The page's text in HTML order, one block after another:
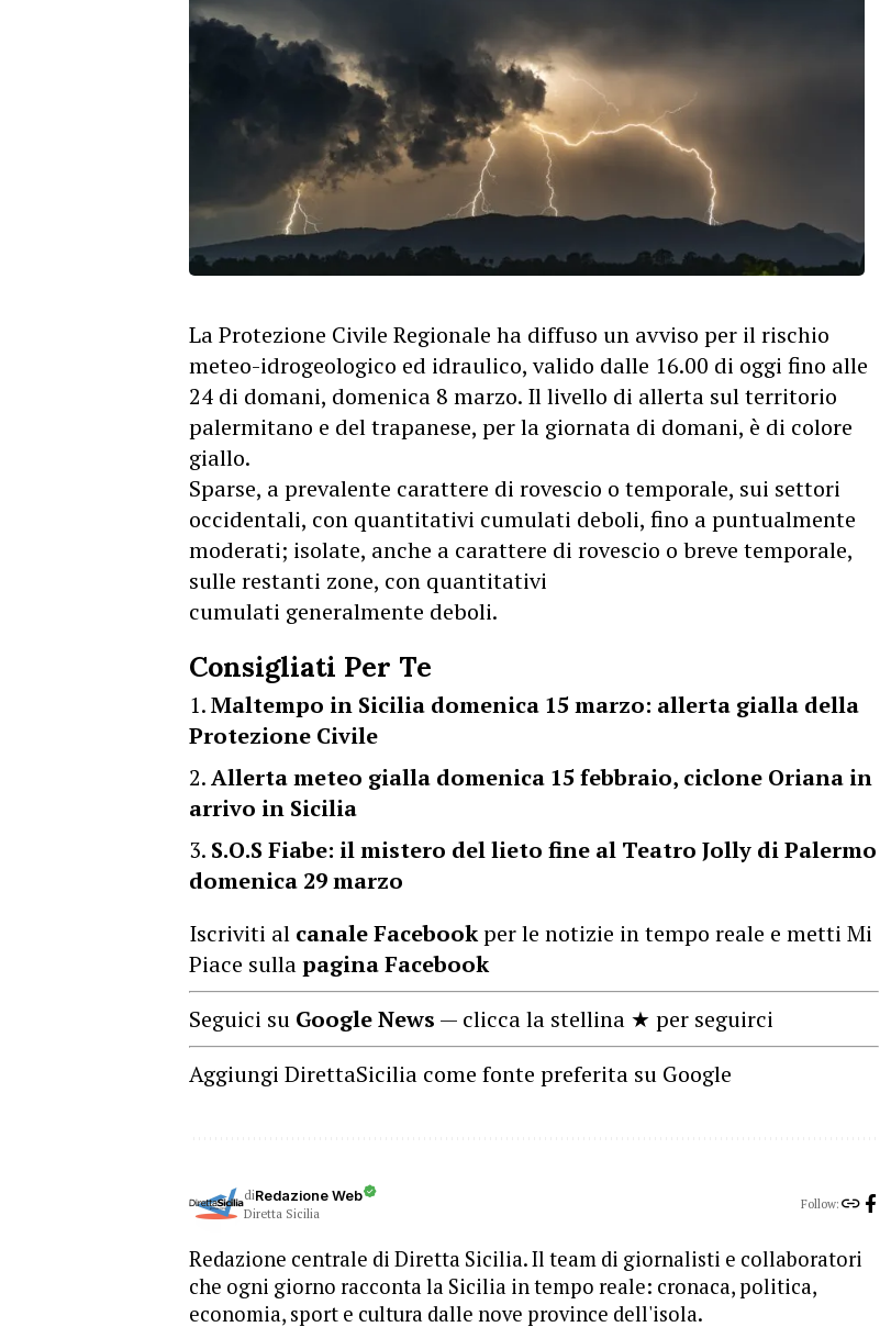
La Protezione Civile Regionale ha diffuso un avviso per il rischio
meteo-idrogeologico ed idraulico, valido dalle 16.00 di oggi fino alle
24 di domani, domenica 8 marzo. Il livello di allerta sul territorio
palermitano e del trapanese, per la giornata di domani, è di colore
giallo.
Sparse, a prevalente carattere di rovescio o temporale, sui settori
occidentali, con quantitativi cumulati deboli, fino a puntualmente
moderati; isolate, anche a carattere di rovescio o breve temporale,
sulle restanti zone, con quantitativi
cumulati generalmente deboli.
Consigliati Per Te
Maltempo in Sicilia domenica 15 marzo: allerta gialla della
Protezione Civile
Allerta meteo gialla domenica 15 febbraio, ciclone Oriana in
arrivo in Sicilia
S.O.S Fiabe: il mistero del lieto fine al Teatro Jolly di Palermo
domenica 29 marzo
Iscriviti al canale Facebookper le notizie in tempo reale e metti Mi
Piace sullapagina Facebook
Seguici su Google News — clicca la stellina ★ per seguirci
Aggiungi DirettaSicilia come fonte preferita su Google
diRedazione Web
Diretta Sicilia
Follow:
Redazione centrale di Diretta Sicilia. Il team di giornalisti e collaboratori
che ogni giorno racconta la Sicilia in tempo reale: cronaca, politica,
economia, sport e cultura dalle nove province dell'isola.